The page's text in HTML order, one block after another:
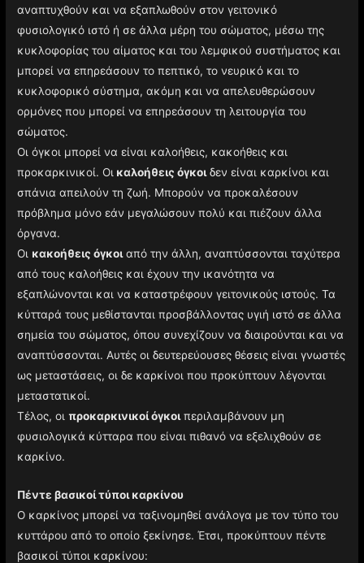
αναπτυχθούν και να εξαπλωθούν στον γειτονικό
φυσιολογικό ιστό ή σε άλλα μέρη του σώματος, μέσω της
κυκλοφορίας του αίματος και του λεμφικού συστήματος και
μπορεί να επηρεάσουν το πεπτικό, το νευρικό και το
κυκλοφορικό σύστημα, ακόμη και να απελευθερώσουν
ορμόνες που μπορεί να επηρεάσουν τη λειτουργία του
σώματος.
Οι όγκοι μπορεί να είναι καλοήθεις, κακοήθεις και
προκαρκινικοί. Οι καλοήθεις όγκοιδεν είναι καρκίνοι και
σπάνια απειλούν τη ζωή. Μπορούν να προκαλέσουν
πρόβλημα μόνο εάν μεγαλώσουν πολύ και πιέζουν άλλα
όργανα.
Οι κακοήθεις όγκοιαπό την άλλη, αναπτύσσονται ταχύτερα
από τους καλοήθεις και έχουν την ικανότητα να
εξαπλώνονται και να καταστρέφουν γειτονικούς ιστούς. Τα
κύτταρά τους μεθίστανται προσβάλλοντας υγιή ιστό σε άλλα
σημεία του σώματος, όπου συνεχίζουν να διαιρούνται και να
αναπτύσσονται. Αυτές οι δευτερεύουσες θέσεις είναι γνωστές
ως μεταστάσεις, οι δε καρκίνοι που προκύπτουν λέγονται
μεταστατικοί.
Τέλος, οιπροκαρκινικοί όγκοιπεριλαμβάνουν μη
φυσιολογικά κύτταρα που είναι πιθανό να εξελιχθούν σε
καρκίνο.
Πέντε βασικοί τύποι καρκίνου
Ο καρκίνος μπορεί να ταξινομηθεί ανάλογα με τον τύπο του
κυττάρου από το οποίο ξεκίνησε. Έτσι, προκύπτουν πέντε
βασικοί τύποι καρκίνου: